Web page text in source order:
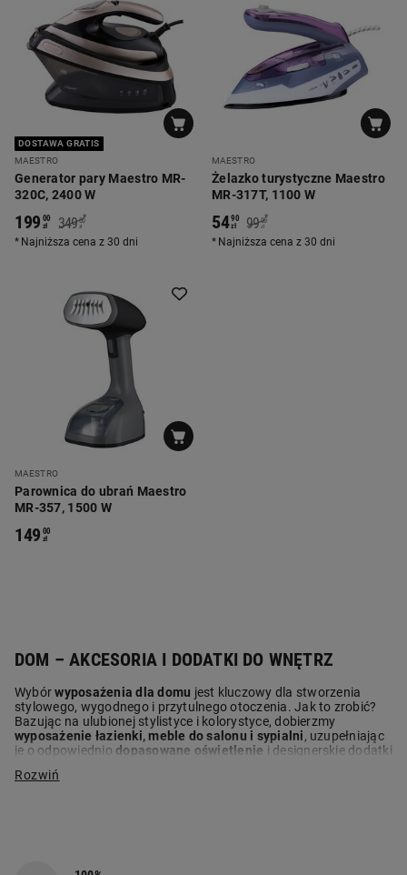
DOSTAWA GRATIS
MAESTRO
Generator pary Maestro MR-
320C, 2400 W
199 00
zł 349 00
zł
*
Najniższa cena z 30 dni
MAESTRO
Żelazko turystyczne Maestro
MR-317T, 1100 W
5490
zł 99 00
zł
*
Najniższa cena z 30 dni
MAESTRO
Parownica do ubrań Maestro
MR-357, 1500 W
149 00
zł
DOM – AKCESORIA I DODATKI DO WNĘTRZ
Wybórwyposażenia dla domu jest kluczowy dla stworzenia
stylowego, wygodnego i przytulnego otoczenia. Jak to zrobić?
Bazując na ulubionej stylistyce i kolorystyce, dobierzmy
wyposażenie łazienki, meble do salonu i sypialni, uzupełniając
je o odpowiednio dopasowane oświetlenie i designerskie dodatki
ono odpowiedzią na potrzeby i upodobania domowników.